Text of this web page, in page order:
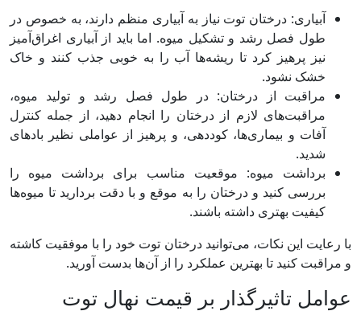
آبیاری: درختان توت نیاز به آبیاری منظم دارند، به خصوص در
طول فصل رشد و تشکیل میوه. اما باید از آبیاری اغراق‌آمیز
نیز پرهیز کرد تا ریشه‌ها آب را به خوبی جذب کنند و خاک
خشک نشود.
مراقبت از درختان: در طول فصل رشد و تولید میوه،
مراقبت‌های لازم از درختان را انجام دهید، از جمله کنترل
آفات و بیماری‌ها، کوددهی، و پرهیز از عواملی نظیر بادهای
شدید.
برداشت میوه: موقعیت مناسب برای برداشت میوه را
بررسی کنید و درختان را به موقع و با دقت بردارید تا میوه‌ها
کیفیت بهتری داشته باشند.
با رعایت این نکات، می‌توانید درختان توت خود را با موفقیت کاشته
و مراقبت کنید تا بهترین عملکرد را از آن‌ها بدست آورید.
عوامل تاثیرگذار بر قیمت نهال توت